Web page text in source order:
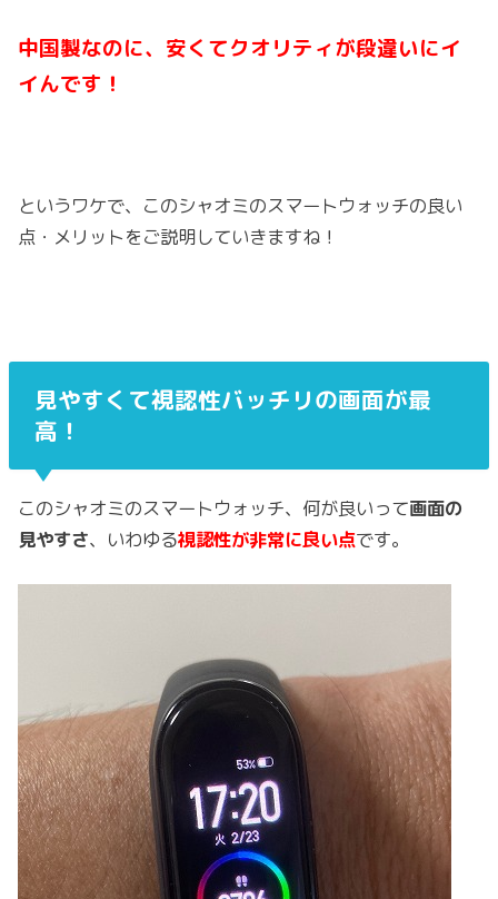
中国製なのに、安くてクオリティが段違いにイ
イんです！
というワケで、このシャオミのスマートウォッチの良い
点・メリットをご説明していきますね！
見やすくて視認性バッチリの画面が最
高！
このシャオミのスマートウォッチ、何が良いって画面の
見やすさ、いわゆる視認性が非常に良い点です。